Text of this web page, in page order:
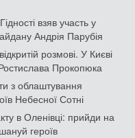
взяв участь у
Андрія Парубія
розмові. У Києві
Прокопюка
з облаштування
Небесної Сотні
в Оленівці: прийди на
героїв